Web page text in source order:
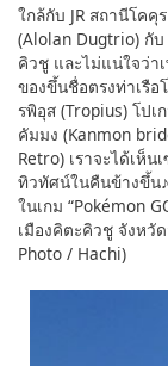
ใกล้กับ JR สถานีโคคุ
(Alolan Dugtrio) กับ
คิวชู และไม่แน่ใจว่า
ของขึ้นชื่อตรงท่าเรือ
รพิอุส (Tropius) โป
คัมมง (Kanmon
Retro) เราจะได้เห็
ทิวทัศน์ในคืนข้างขึ้น♪
ในเกม “Pokémon
เมืองคิตะคิวชู จังหวั
Photo / Hachi)